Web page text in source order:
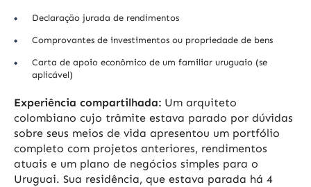
Declaração jurada de rendimentos
Comprovantes de investimentos ou propriedade de bens
Carta de apoio econômico de um familiar uruguaio (se
aplicável)
Experiência compartilhada: Um arquiteto
colombiano cujo trâmite estava parado por dúvidas
sobre seus meios de vida apresentou um portfólio
completo com projetos anteriores, rendimentos
atuais e um plano de negócios simples para o
Uruguai. Sua residência, que estava parada há 4